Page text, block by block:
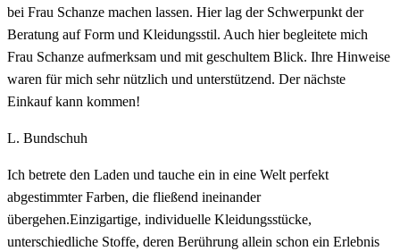
bei Frau Schanze machen lassen. Hier lag der Schwerpunkt der
Beratung auf Form und Kleidungsstil. Auch hier begleitete mich
Frau Schanze aufmerksam und mit geschultem Blick. Ihre Hinweise
waren für mich sehr nützlich und unterstützend. Der nächste
Einkauf kann kommen!
L. Bundschuh
Ich betrete den Laden und tauche ein in eine Welt perfekt
abgestimmter Farben, die fließend ineinander
übergehen.Einzigartige, individuelle Kleidungsstücke,
unterschiedliche Stoffe, deren Berührung allein schon ein Erlebnis